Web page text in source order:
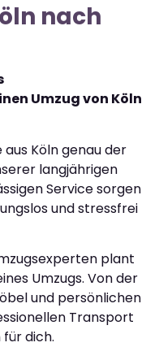
nach
Umzug von Köln
Köln genau der
langjährigen
Service sorgen
und stressfrei
plant
Umzugs. Von der
und persönlichen
Transport
dich.